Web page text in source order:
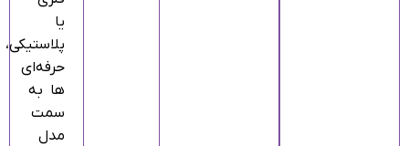
یا
پلاستیکی،
حرفه‌ای‌
ها به
سمت
مدل‌